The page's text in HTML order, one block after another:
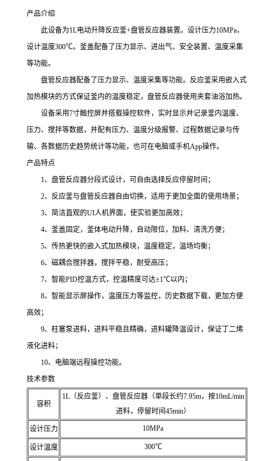
产品介绍
此设备为1L电动升降反应釜+盘管反应器装置。设计压力10MPa，
设计温度300℃。釜盖配备了压力显示、进出气、安全装置、温度采集
等功能。
盘管反应器配备了压力显示、温度采集等功能。反应釜采用嵌入式
加热模块的方式保证釜内的温度稳定，盘管反应器使用夹套油浴加热。
设备采用7寸触控屏并搭载操控软件，实时显示并记录釜内温度、
压力、搅拌等数据，并配有压力、温度分级报警、过程数据记录与传
输、各数据历史趋势统计等功能，也可在电脑或手机App操作。
产品特点
1、盘管反应器分段式设计，可自由选择反应停留时间；
2、反应釜与盘管反应器自由切换，适用于更加全面的使用场景；
3、简洁直观的UI人机界面，使实验更加高效；
4、釜盖固定，釜体电动升降，自动限位，加料、清洗方便；
5、传热更快的嵌入式加热模块，温度稳定，温场均衡；
6、磁耦合搅拌器，搅拌平稳，耐受高压；
7、智能PID控温方式，控温精度可达±1℃以内；
8、智能显示屏操作，温度压力等监控，历史数据下载，更加方便
高效；
9、柱塞泵进料，进料平稳且精确，进料罐降温设计，保证丁二烯
液化进料；
10、电脑端远程操控功能。
技术参数
容积
1L（反应釜）、盘管反应器（单段长约7.95m，按10mL/min
进料，停留时间45min）
设计压力 10MPa
设计温度 300℃